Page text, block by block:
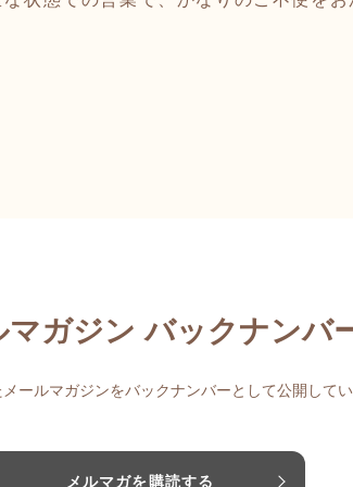
マガジン バックナンバ
ールマガジンをバックナンバーとして公開してい
メルマガを購読する